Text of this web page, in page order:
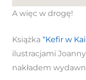
A więc w drogę!
Książka “Kefir w
ilustracjami
nakładem